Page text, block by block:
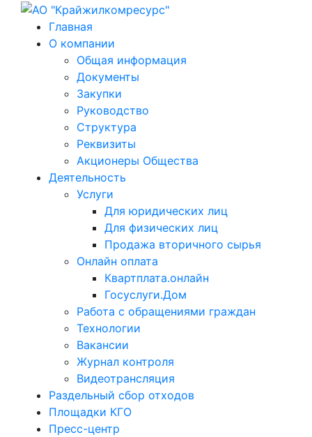
Главная
О компании
Общая информация
Документы
Закупки
Руководство
Структура
Реквизиты
Акционеры Общества
Деятельность
Услуги
Для юридических лиц
Для физических лиц
Продажа вторичного сырья
Онлайн оплата
Квартплата.онлайн
Госуслуги.Дом
Работа с обращениями граждан
Технологии
Вакансии
Журнал контроля
Видеотрансляция
Раздельный сбор отходов
Площадки КГО
Пресс-центр